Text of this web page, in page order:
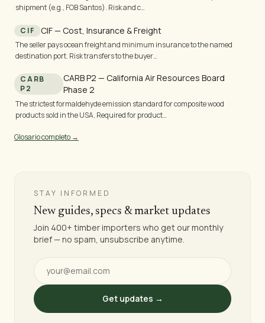
shipment (e.g., FOB Santos). Risk and c…
CIF CIF — Cost, Insurance & Freight
The seller pays ocean freight and minimum insurance to the named
destination port. Risk transfers to the buyer…
CARB
P2
CARB P2 — California Air Resources Board
Phase 2
The strictest formaldehyde emission standard for composite wood
products sold in the USA. Required for product…
Glosario completo →
STAY INFORMED
New guides, specs & market updates
Join 400+ timber importers who get our monthly
brief — no spam, unsubscribe anytime.
Get updates →